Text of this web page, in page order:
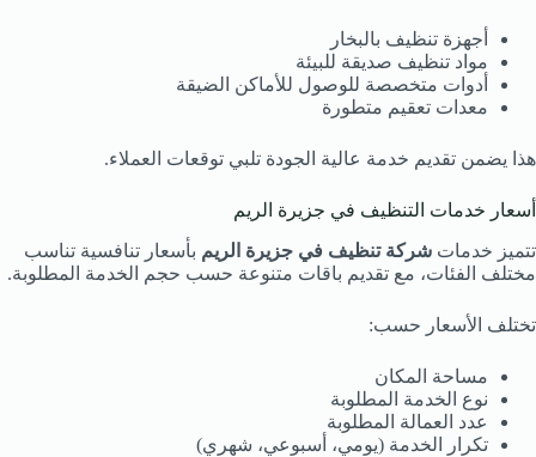
أجهزة تنظيف بالبخار
مواد تنظيف صديقة للبيئة
أدوات متخصصة للوصول للأماكن الضيقة
معدات تعقيم متطورة
هذا يضمن تقديم خدمة عالية الجودة تلبي توقعات العملاء.
أسعار خدمات التنظيف في جزيرة الريم
تتميز خدمات شركة تنظيف في جزيرة الريم بأسعار تنافسية تناسب
مختلف الفئات، مع تقديم باقات متنوعة حسب حجم الخدمة المطلوبة.
تختلف الأسعار حسب:
مساحة المكان
نوع الخدمة المطلوبة
عدد العمالة المطلوبة
تكرار الخدمة (يومي، أسبوعي، شهري)